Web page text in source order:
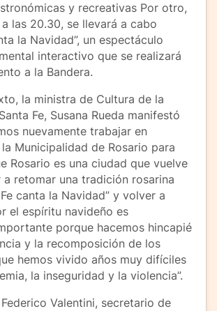
y recreativas Por otro,
las 20.30, se llevará a cabo
la Navidad”, un espectáculo
interactivo que se realizará
a la Bandera.
la ministra de Cultura de la
Fe, Susana Rueda manifestó
nuevamente trabajar en
Municipalidad de Rosario para
Rosario es una ciudad que vuelve
a retomar una tradición rosarina
canta la Navidad” y volver a
el espíritu navideño es
porque hacemos hincapié
y la recomposición de los
hemos vivido años muy difíciles
la inseguridad y la violencia”.
Valentini, secretario de